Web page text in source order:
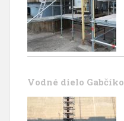
Vodné dielo